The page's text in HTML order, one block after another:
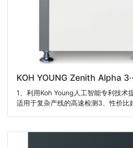
KOH YOUNG Zenith Alpha
1、利用Koh Young人工智能专利技术
适用于复杂产线的高速检测3、性价比